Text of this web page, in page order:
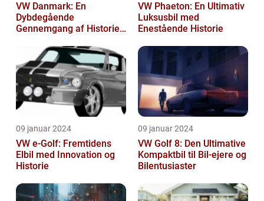
VW Danmark: En
Dybdegående
Gennemgang af Historien
VW Phaeton: En Ultimativ
Luksusbil med
Enestående Historie
09 januar 2024
VW e-Golf: Fremtidens
Elbil med Innovation og
Historie
09 januar 2024
VW Golf 8: Den Ultimative
Kompaktbil til Bil-ejere og
Bilentusiaster